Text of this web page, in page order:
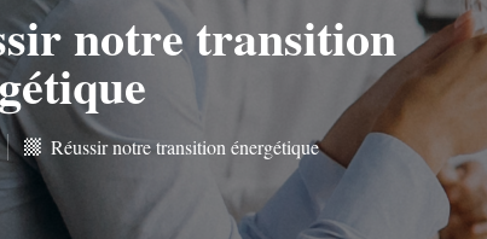
notre transition
Réussir notre transition énergétique